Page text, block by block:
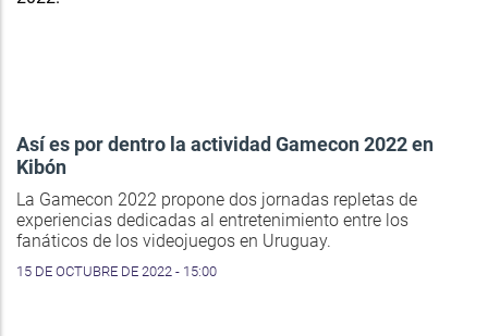
Así es por dentro la actividad Gamecon 2022 en
Kibón
La Gamecon 2022 propone dos jornadas repletas de
experiencias dedicadas al entretenimiento entre los
fanáticos de los videojuegos en Uruguay.
15 DE OCTUBRE DE 2022 - 15:00